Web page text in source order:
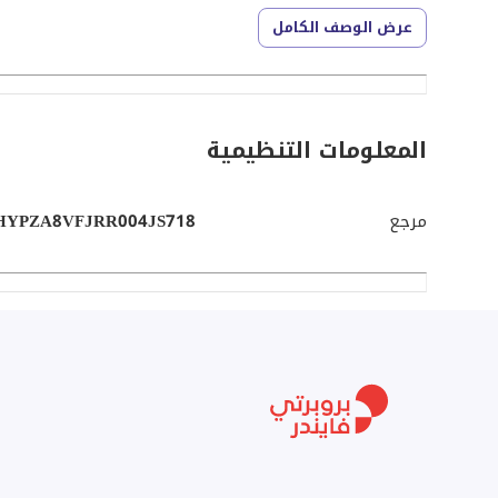
* بناء حديث يقلل من تكاليف الصيانة
السعر المطلوب:
45,000,000 درهم إماراتي
معلومات عنا
عرض الوصف الكامل
المعلومات التنظيمية
مرجع